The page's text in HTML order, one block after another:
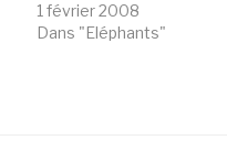
1 février 2008
Dans "Eléphants"